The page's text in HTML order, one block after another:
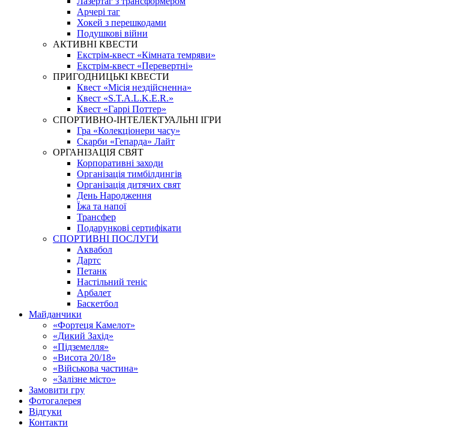
Арчері таг
Хокей з перешкодами
Подушкові війни
АКТИВНІ КВЕСТИ
Екстрім-квест «Кімната темряви»
Екстрім-квест «Перевертні»
ПРИГОДНИЦЬКІ КВЕСТИ
Квест «Місія нездійсненна»
Квест «S.T.A.L.K.E.R.»
Квест «Гаррі Поттер»
СПОРТИВНО-ІНТЕЛЕКТУАЛЬНІ ІГРИ
Гра «Колекціонери часу»
Скарби «Гепарда» Лайт
ОРГАНІЗАЦІЯ СВЯТ
Корпоративні заходи
Організація тимбілдингів
Організація дитячих свят
День Народження
Їжа та напої
Трансфер
Подарункові сертифікати
СПОРТИВНІ ПОСЛУГИ
Аквабол
Дартс
Петанк
Настільний теніс
Арбалет
Баскетбол
Майданчики
«Фортеця Камелот»
«Дикий Захід»
«Підземелля»
«Висота 20/18»
«Військова частина»
«Залізне місто»
Замовити гру
Фотогалерея
Відгуки
Контакти